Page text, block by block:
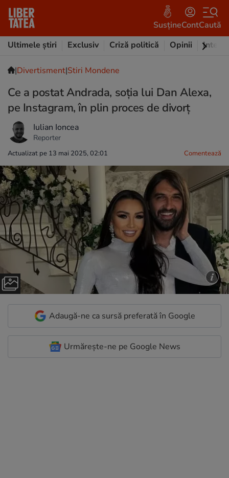
SusțineContCaută
Ultimele știri
Exclusiv Criză politică Opinii
|Divertisment|Stiri Mondene
Ce a postat Andrada, soția lui Dan Alexa,
pe Instagram, în plin proces de divorț
Iulian Ioncea
Reporter
Actualizat pe 13 mai 2025, 02:01 Comentează
Adaugă-ne ca sursă preferată în Google
Urmărește-ne pe Google News